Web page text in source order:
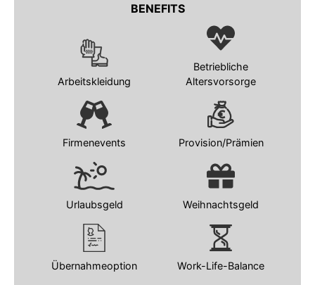
BENEFITS
Arbeitskleidung
Betriebliche
Altersvorsorge
Firmenevents Provision/Prämien
Urlaubsgeld Weihnachtsgeld
Übernahmeoption Work-Life-Balance